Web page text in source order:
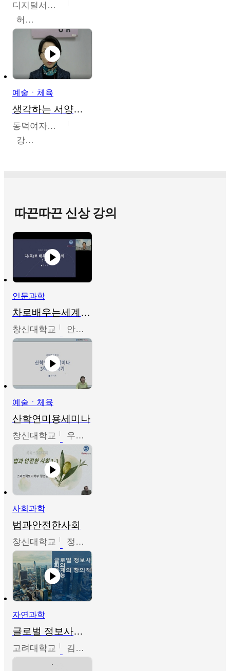
디지털서울문화예술대학교
허정록
예술ㆍ체육
생각하는 서양미술의 이해
동덕여자대학교
강수미
따끈따끈 신상 강의
인문과학
차로배우는세계문화
창신대학교 안소영
예술ㆍ체육
산학연미용세미나
창신대학교 우미옥,오윤경,박선이
사회과학
법과안전한사회
창신대학교 정연균
자연과학
글로벌 정보사회와 통계의 창의적 기능
고려대학교 김희영